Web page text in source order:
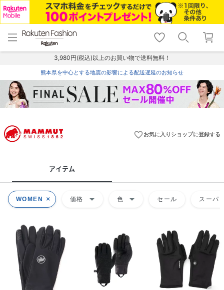
menu home
トップ
shopping_cart lock_outline
ログイン
3,980円(税込)以上のお買い物で送料無料！
熊本県を中心とする地震の影響による配送遅延のお知らせ
favorite_borderお気に入りショップに登録する
アイテム
WOMEN 価格 arrow_drop_down 色 arrow_drop_down セール スーパ